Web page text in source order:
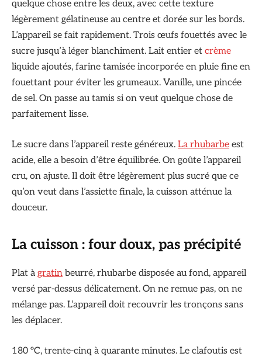
quelque chose entre les deux, avec cette texture
légèrement gélatineuse au centre et dorée sur les bords.
L’appareil se fait rapidement. Trois œufs fouettés avec le
sucre jusqu’à léger blanchiment. Lait entier et crème
liquide ajoutés, farine tamisée incorporée en pluie fine en
fouettant pour éviter les grumeaux. Vanille, une pincée
de sel. On passe au tamis si on veut quelque chose de
parfaitement lisse.
Le sucre dans l’appareil reste généreux. La rhubarbe est
acide, elle a besoin d’être équilibrée. On goûte l’appareil
cru, on ajuste. Il doit être légèrement plus sucré que ce
qu’on veut dans l’assiette finale, la cuisson atténue la
douceur.
La cuisson : four doux, pas précipité
Plat à gratin beurré, rhubarbe disposée au fond, appareil
versé par-dessus délicatement. On ne remue pas, on ne
mélange pas. L’appareil doit recouvrir les tronçons sans
les déplacer.
180 °C, trente-cinq à quarante minutes. Le clafoutis est